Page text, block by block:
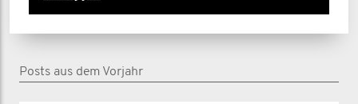
Posts aus dem Vorjahr